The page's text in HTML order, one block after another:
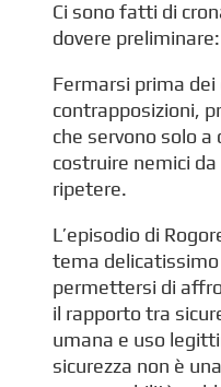
Ci sono fatti di
dovere
Fermarsi prima
contrapposizioni,
che servono solo a
costruire nemici
ripetere.
L’episodio di
tema
permettersi di
il rapporto tra
umana e uso
sicurezza non è